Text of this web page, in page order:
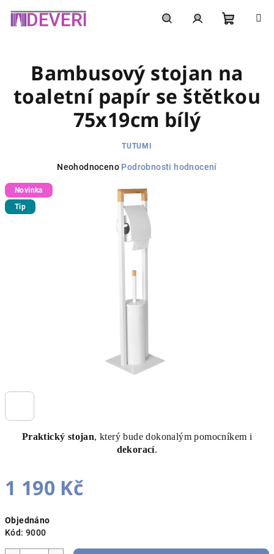
košík
Praktický stojan, který bude dokonalým pomocníkem i
dekorací.
1 190 Kč
cena:
Objednáno
Kód: 9000
Bambusový stojan na
toaletní papír se štětkou
75x19cm bílý
TUTUMI
Průměrné
Neohodnoceno Podrobnosti hodnocení
Novinka
Tip